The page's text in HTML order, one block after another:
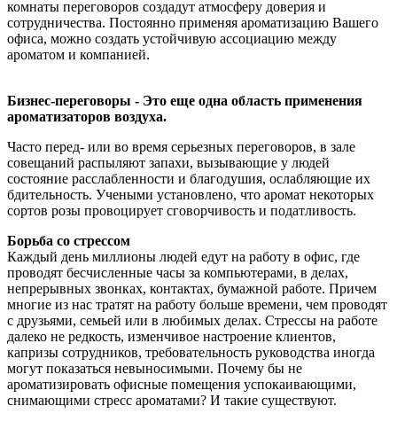
комнаты переговоров создадут атмосферу доверия и
сотрудничества. Постоянно применяя ароматизацию Вашего
офиса, можно создать устойчивую ассоциацию между
ароматом и компанией.
Бизнес-переговоры - Это еще одна область применения
ароматизаторов воздуха.
Часто перед- или во время серьезных переговоров, в зале
совещаний распыляют запахи, вызывающие у людей
состояние расслабленности и благодушия, ослабляющие их
бдительность. Учеными установлено, что аромат некоторых
сортов розы провоцирует сговорчивость и податливость.
Борьба со стрессом
Каждый день миллионы людей едут на работу в офис, где
проводят бесчисленные часы за компьютерами, в делах,
непрерывных звонках, контактах, бумажной работе. Причем
многие из нас тратят на работу больше времени, чем проводят
с друзьями, семьей или в любимых делах. Стрессы на работе
далеко не редкость, изменчивое настроение клиентов,
капризы сотрудников, требовательность руководства иногда
могут показаться невыносимыми. Почему бы не
ароматизировать офисные помещения успокаивающими,
снимающими стресс ароматами? И такие существуют.